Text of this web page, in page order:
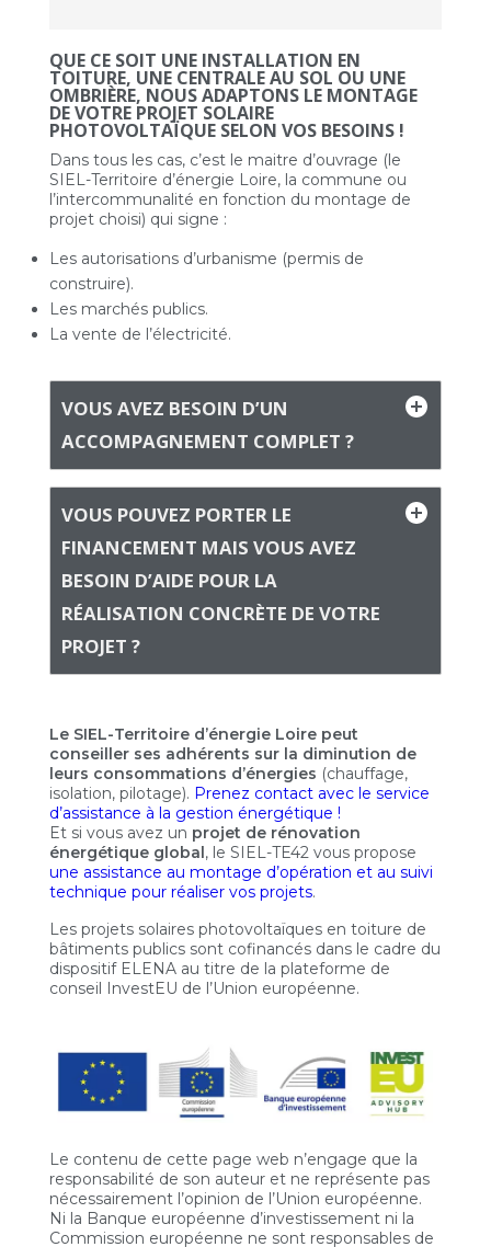
QUE CE SOIT UNE INSTALLATION EN
TOITURE, UNE CENTRALE AU SOL OU UNE
OMBRIÈRE, NOUS ADAPTONS LE MONTAGE
DE VOTRE PROJET SOLAIRE
PHOTOVOLTAÏQUE SELON VOS BESOINS !
Dans tous les cas, c’est le maitre d’ouvrage (le
SIEL-Territoire d’énergie Loire, la commune ou
l’intercommunalité en fonction du montage de
projet choisi) qui signe :
Les autorisations d’urbanisme (permis de
construire).
Les marchés publics.
La vente de l’électricité.
VOUS AVEZ BESOIN D’UN
ACCOMPAGNEMENT COMPLET ?
VOUS POUVEZ PORTER LE
FINANCEMENT MAIS VOUS AVEZ
BESOIN D’AIDE POUR LA
RÉALISATION CONCRÈTE DE VOTRE
PROJET ?
Le SIEL-Territoire d’énergie Loire peut
conseiller ses adhérents sur la diminution de
leurs consommations d’énergies (chauffage,
isolation, pilotage). Prenez contact avec le service
d’assistance à la gestion énergétique !
Et si vous avez un projet de rénovation
énergétique global, le SIEL-TE42 vous propose
une assistance au montage d’opération et au suivi
technique pour réaliser vos projets.
Les projets solaires photovoltaïques en toiture de
bâtiments publics sont cofinancés dans le cadre du
dispositif ELENA au titre de la plateforme de
conseil InvestEU de l’Union européenne.
Le contenu de cette page web n’engage que la
responsabilité de son auteur et ne représente pas
nécessairement l’opinion de l’Union européenne.
Ni la Banque européenne d’investissement ni la
Commission européenne ne sont responsables de